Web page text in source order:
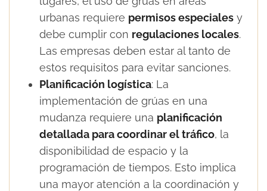
urbanas requiere permisos especiales y
debe cumplir con regulaciones locales.
Las empresas deben estar al tanto de
estos requisitos para evitar sanciones.
Planificación logística: La
implementación de grúas en una
mudanza requiere una planificación
detallada para coordinar el tráfico, la
disponibilidad de espacio y la
programación de tiempos. Esto implica
una mayor atención a la coordinación y